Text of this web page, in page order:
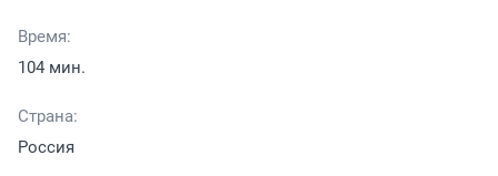
Время:
104 мин.
Страна:
Россия